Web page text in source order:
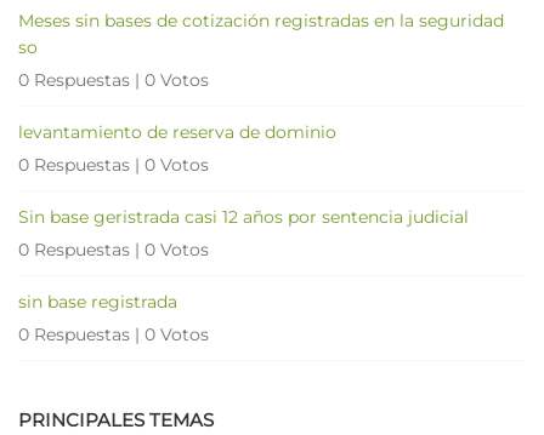
Meses sin bases de cotización registradas en la seguridad
so
0 Respuestas | 0 Votos
levantamiento de reserva de dominio
0 Respuestas | 0 Votos
Sin base geristrada casi 12 años por sentencia judicial
0 Respuestas | 0 Votos
sin base registrada
0 Respuestas | 0 Votos
PRINCIPALES TEMAS